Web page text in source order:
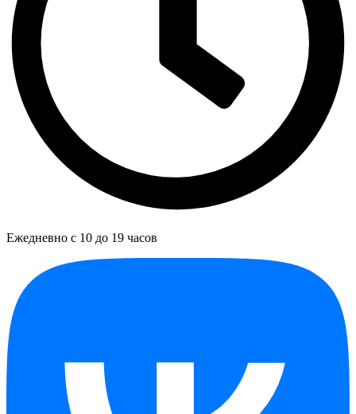
Ежедневно с 10 до 19 часов